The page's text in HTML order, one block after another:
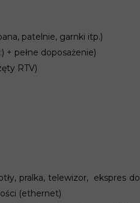
patelnie, garnki itp.)
+ pełne doposażenie)
RTV)
pralka, telewizor, ekspres do
(ethernet)